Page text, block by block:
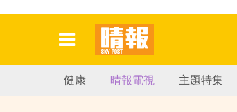
健康 晴報電視 主題特集